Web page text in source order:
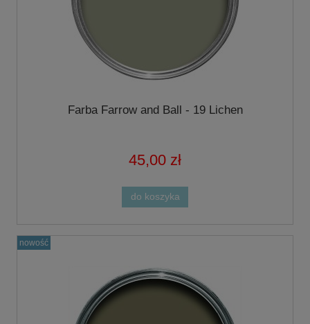
Farba Farrow and Ball - 19 Lichen
45,00 zł
do koszyka
nowość